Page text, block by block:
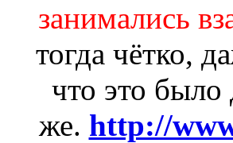
занимались
тогда чётко,
что это
же. http://